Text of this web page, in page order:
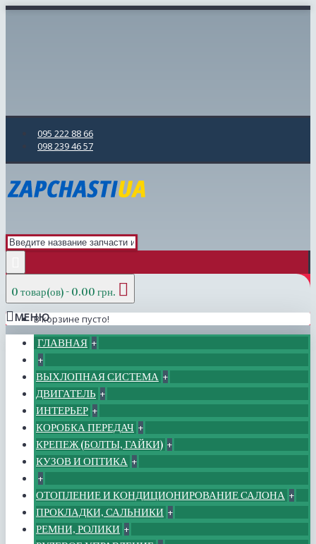
095 222 88 66
098 239 46 57
0 товар(ов) - 0.00 грн.
В корзине пусто!
МЕНЮ
ГЛАВНАЯ +
+
ВЫХЛОПНАЯ СИСТЕМА +
ДВИГАТЕЛЬ +
ИНТЕРЬЕР +
КОРОБКА ПЕРЕДАЧ +
КРЕПЕЖ (БОЛТЫ, ГАЙКИ) +
КУЗОВ И ОПТИКА +
+
ОТОПЛЕНИЕ И КОНДИЦИОНИРОВАНИЕ САЛОНА +
ПРОКЛАДКИ, САЛЬНИКИ +
РЕМНИ, РОЛИКИ +